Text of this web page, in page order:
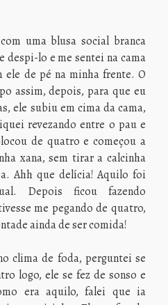
uma blusa social branca
despi-lo e me sentei na cama
ele de pé na minha frente. O
assim, depois, para que eu
ele subiu em cima da cama,
revezando entre o pau e
de quatro e começou a
xana, sem tirar a calcinha
Ahh que delícia! Aquilo foi
Depois ficou fazendo
me pegando de quatro,
ainda de ser comida!
clima de foda, perguntei se
logo, ele se fez de sonso e
era aquilo, falei que ia